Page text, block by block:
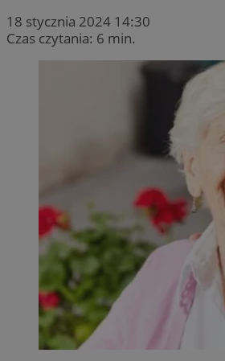
18 stycznia 2024 14:30
Czas czytania: 6 min.